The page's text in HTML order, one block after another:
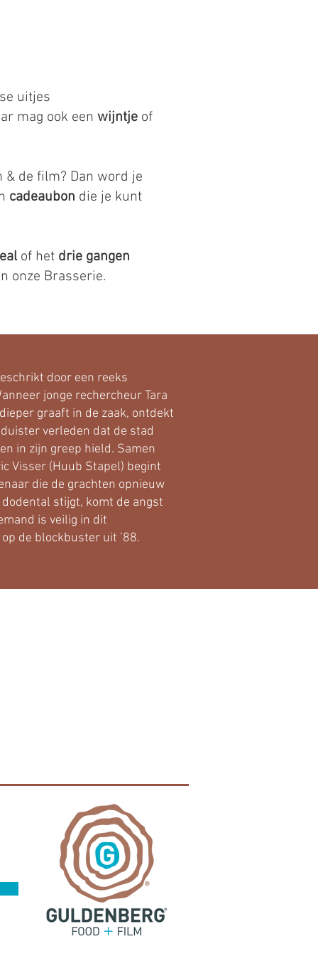
uitjes
mag ook een wijntje of
de film? Dan word je
cadeaubon die je kunt
of het drie gangen
onze Brasserie.
door een reeks
jonge rechercheur Tara
graaft in de zaak, ontdekt
verleden dat de stad
in zijn greep hield. Samen
Visser (Huub Stapel) begint
die de grachten opnieuw
stijgt, komt de angst
is veilig in dit
de blockbuster uit ’88.